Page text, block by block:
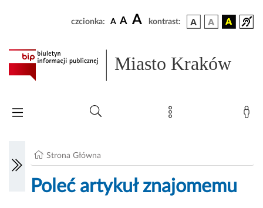
czcionka: A A A kontrast:
Miasto Kraków
Strona Główna
Poleć artykuł znajomemu